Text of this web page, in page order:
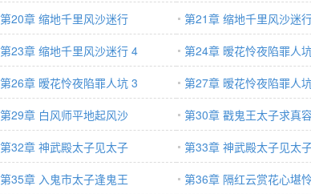
第20章 缩地千里风沙迷行
第21章 缩地千里风沙迷
第23章 缩地千里风沙迷行 4
第24章 暧花怜夜陷罪人
第26章 暧花怜夜陷罪人坑 3
第27章 暧花怜夜陷罪人
第29章 白风师平地起风沙
第30章 戳鬼王太子求真
第32章 神武殿太子见太子
第33章 神武殿太子见太
第35章 入鬼市太子逢鬼王
第36章 隔红云赏花心堪